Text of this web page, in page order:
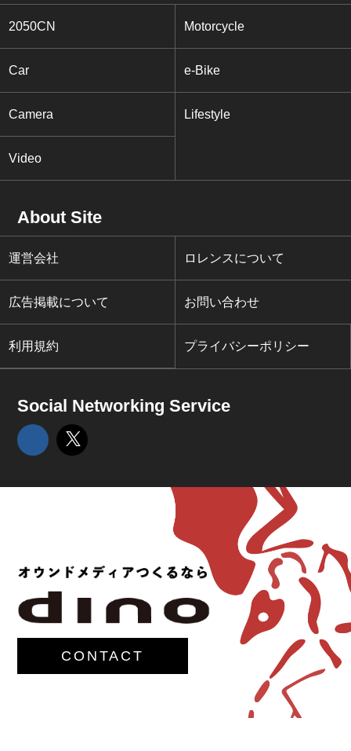
2050CN Motorcycle
Car e-Bike
Camera Lifestyle
Video
About Site
運営会社 ロレンスについて
広告掲載について お問い合わせ
利用規約 プライバシーポリシー
Social Networking Service
CONTACT